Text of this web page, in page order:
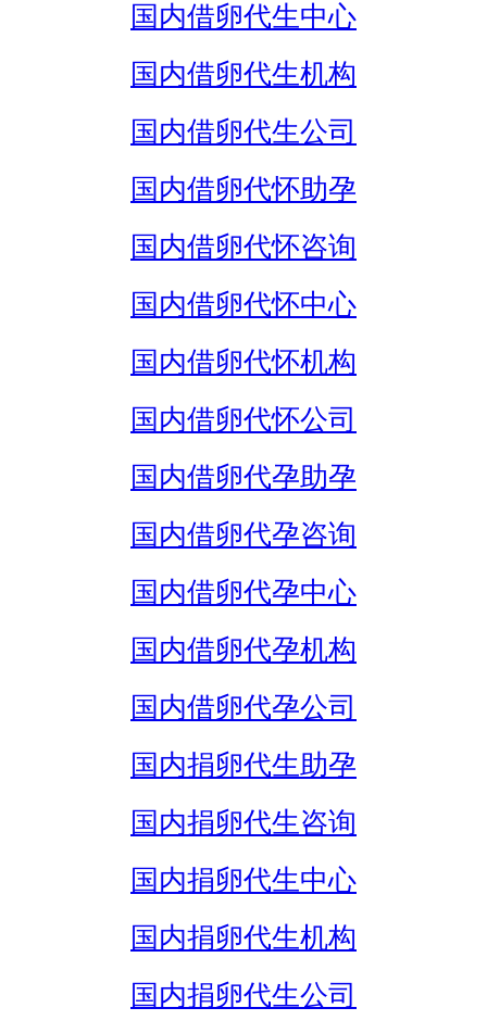
国内借卵代生中心
国内借卵代生机构
国内借卵代生公司
国内借卵代怀助孕
国内借卵代怀咨询
国内借卵代怀中心
国内借卵代怀机构
国内借卵代怀公司
国内借卵代孕助孕
国内借卵代孕咨询
国内借卵代孕中心
国内借卵代孕机构
国内借卵代孕公司
国内捐卵代生助孕
国内捐卵代生咨询
国内捐卵代生中心
国内捐卵代生机构
国内捐卵代生公司